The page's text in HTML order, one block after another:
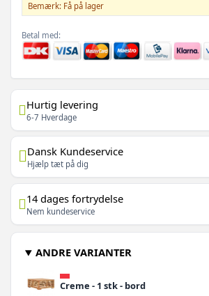
Bemærk: Få på lager
Betal med:
Hurtig levering
6-7 Hverdage
Dansk Kundeservice
Hjælp tæt på dig
14 dages fortrydelse
Nem kundeservice
ANDRE VARIANTER
Creme - 1 stk - bord